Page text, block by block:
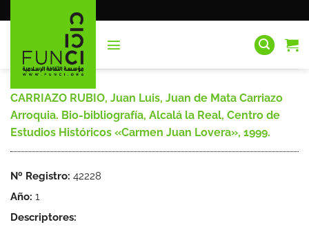
al
CARRIAZO RUBIO, Juan Luis, Juan de Mata Carriazo
Arroquia. Bio-bibliografía, Alcalá la Real, Centro de
Estudios Históricos «Carmen Juan Lovera», 1999.
Nº Registro: 42228
Año: 1
Descriptores: